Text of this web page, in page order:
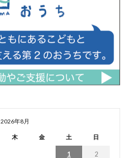
2026年8月
木 金 土 日
1 2